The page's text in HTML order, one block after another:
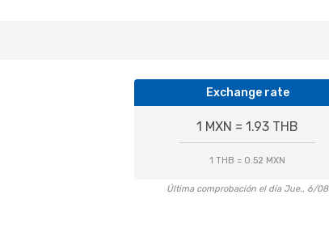
Exchange rate
1 MXN = 1.93 THB
1 THB = 0.52 MXN
Última comprobación el día Jue., 6/08